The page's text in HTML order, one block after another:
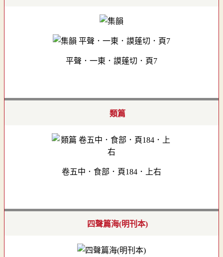
平聲．一東．謨蓬切．頁7
類篇
卷五中．食部．頁184．上右
四聲篇海(明刊本)